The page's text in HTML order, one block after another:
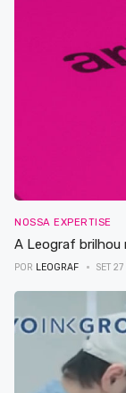
NOSSA EXPERTISE
A Leograf brilhou
POR LEOGRAF SET 27